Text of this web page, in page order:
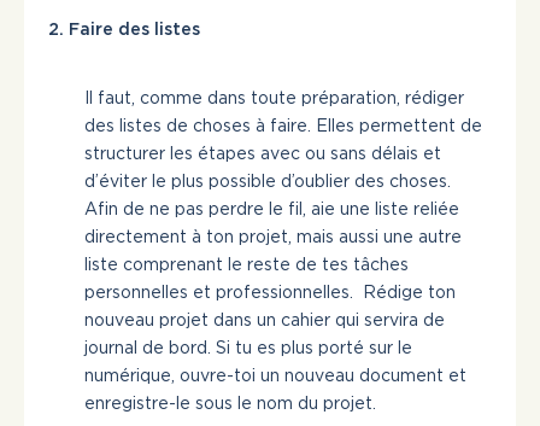
2. Faire des listes
Il faut, comme dans toute préparation, rédiger
des listes de choses à faire. Elles permettent de
structurer les étapes avec ou sans délais et
d’éviter le plus possible d’oublier des choses.
Afin de ne pas perdre le fil, aie une liste reliée
directement à ton projet, mais aussi une autre
liste comprenant le reste de tes tâches
personnelles et professionnelles. Rédige ton
nouveau projet dans un cahier qui servira de
journal de bord. Si tu es plus porté sur le
numérique, ouvre-toi un nouveau document et
enregistre-le sous le nom du projet.